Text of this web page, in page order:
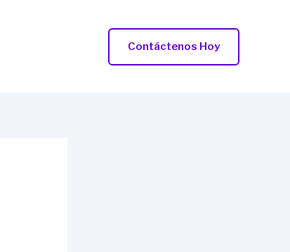
Contáctenos Hoy